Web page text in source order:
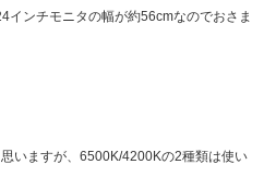
インチモニタの幅が約56cmなのでおさま
いますが、6500K/4200Kの2種類は使い